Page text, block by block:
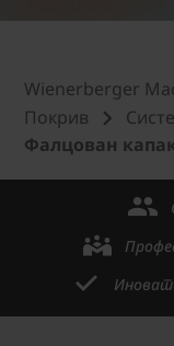
Wienerberger
Покрив
Фалцован